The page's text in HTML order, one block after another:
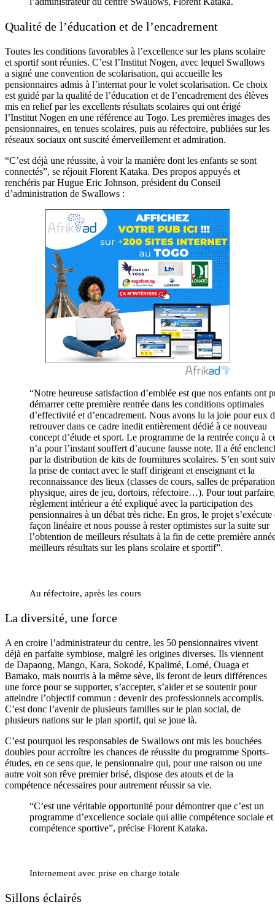
Qualité de l’éducation et de l’encadrement
Toutes les conditions favorables à l’excellence sur les plans scolaire
et sportif sont réunies. C’est l’Institut Nogen, avec lequel Swallows
a signé une convention de scolarisation, qui accueille les
pensionnaires admis à l’internat pour le volet scolarisation. Ce choix
est guidé par la qualité de l’éducation et de l’encadrement des élèves
mis en relief par les excellents résultats scolaires qui ont érigé
l’Institut Nogen en une référence au Togo. Les premières images des
pensionnaires, en tenues scolaires, puis au réfectoire, publiées sur les
réseaux sociaux ont suscité émerveillement et admiration.
“C’est déjà une réussite, à voir la manière dont les enfants se sont
connectés”, se réjouit Florent Kataka. Des propos appuyés et
renchéris par Hugue Eric Johnson, président du Conseil
d’administration de Swallows :
“Notre heureuse satisfaction d’emblée est que nos enfants ont
démarrer cette première rentrée dans les conditions optimales
d’effectivité et d’encadrement. Nous avons lu la joie pour eux
retrouver dans ce cadre inedit entièrement dédié à ce nouveau
concept d’étude et sport. Le programme de la rentrée conçu à
n’a pour l’instant souffert d’aucune fausse note. Il a été
par la distribution de kits de fournitures scolaires. S’en sont
la prise de contact avec le staff dirigeant et enseignant et la
reconnaissance des lieux (classes de cours, salles de préparation
physique, aires de jeu, dortoirs, réfectoire…). Pour tout
règlement intérieur a été expliqué avec la participation des
pensionnaires à un débat très riche. En gros, le projet s’exécute
façon linéaire et nous pousse à rester optimistes sur la suite sur
l’obtention de meilleurs résultats à la fin de cette première
meilleurs résultats sur les plans scolaire et sportif”.
Au réfectoire, après les cours
La diversité, une force
A en croire l’administrateur du centre, les 50 pensionnaires vivent
déjà en parfaite symbiose, malgré les origines diverses. Ils viennent
de Dapaong, Mango, Kara, Sokodé, Kpalimé, Lomé, Ouaga et
Bamako, mais nourris à la même sève, ils feront de leurs différences
une force pour se supporter, s’accepter, s’aider et se soutenir pour
atteindre l’objectif commun : devenir des professionnels accomplis.
C’est donc l’avenir de plusieurs familles sur le plan social, de
plusieurs nations sur le plan sportif, qui se joue là.
C’est pourquoi les responsables de Swallows ont mis les bouchées
doubles pour accroître les chances de réussite du programme Sports-
études, en ce sens que, le pensionnaire qui, pour une raison ou une
autre voit son rêve premier brisé, dispose des atouts et de la
compétence nécessaires pour autrement réussir sa vie.
“C’est une véritable opportunité pour démontrer que c’est un
programme d’excellence sociale qui allie compétence sociale et
compétence sportive”, précise Florent Kataka.
Internement avec prise en charge totale
Sillons éclairés